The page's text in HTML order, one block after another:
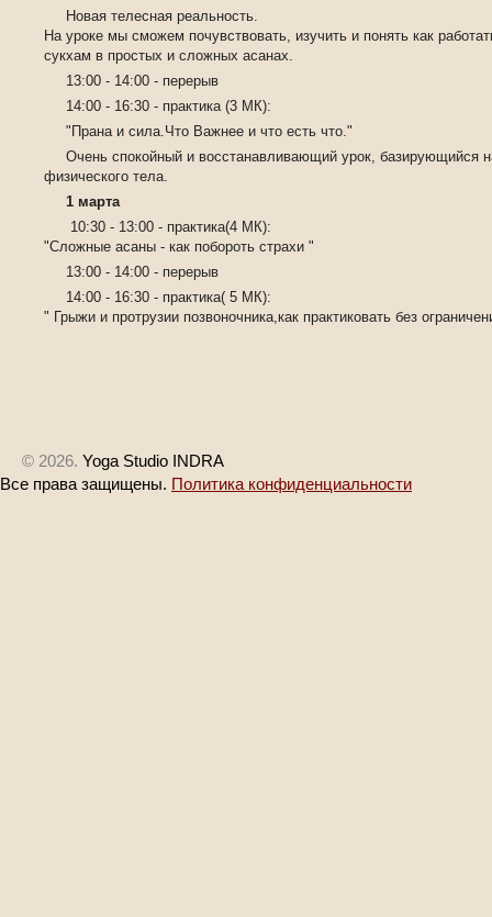
Новая телесная реальность.
На уроке мы сможем почувствовать, изучить и понять как
сукхам в простых и сложных асанах.
13:00 - 14:00 - перерыв
14:00 - 16:30 - практика (3 МК):
️"Прана и сила.Что Важнее и что есть что."
Очень спокойный и восстанавливающий урок, базирующийся
физического тела.
1 марта
10:30 - 13:00 - практика(4 МК):
"Сложные асаны - как побороть страхи "
13:00 - 14:00 - перерыв
14:00 - 16:30 - практика( 5 МК):
" Грыжи и протрузии позвоночника,как практиковать без
© 2026. Yoga Studio INDRA
Все права защищены. Политика конфиденциальности